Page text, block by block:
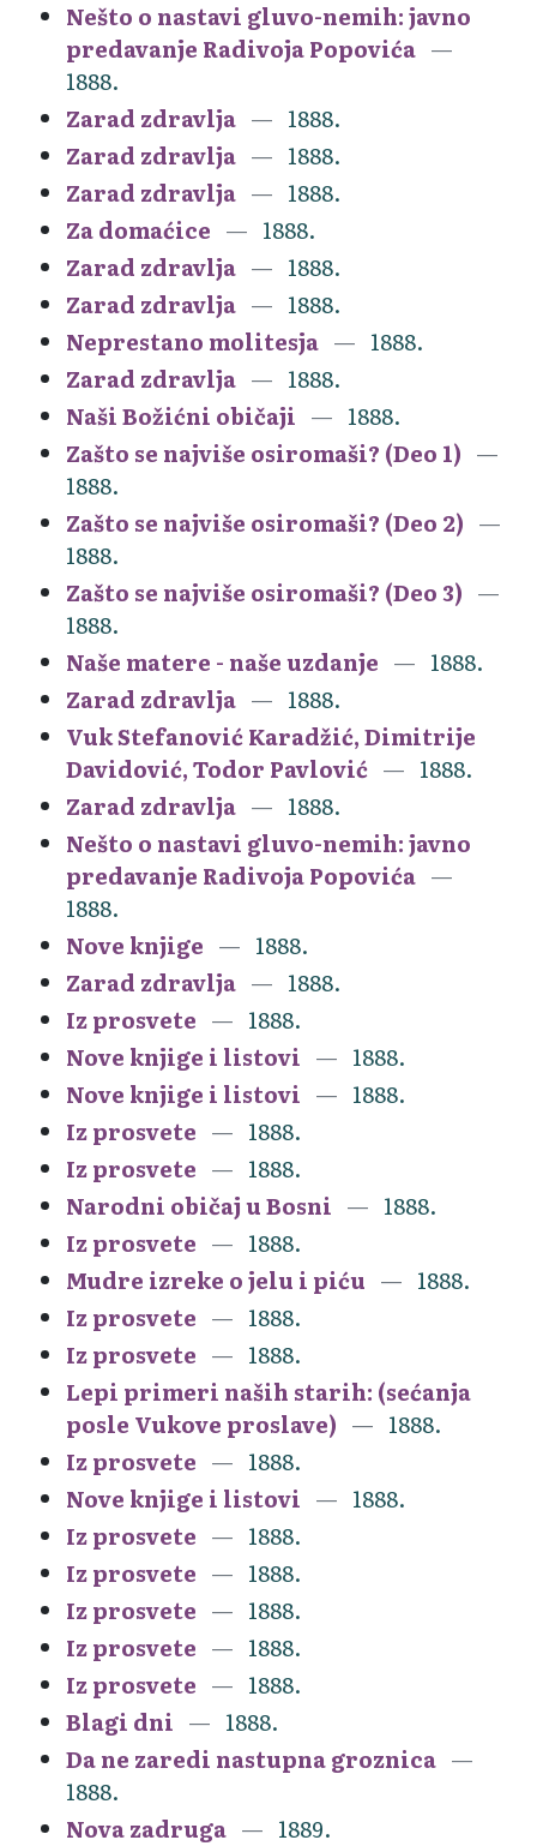
Nešto o nastavi gluvo-nemih: javno
predavanje Radivoja Popovića
1888.
Zarad zdravlja
1888.
Zarad zdravlja
1888.
Zarad zdravlja
1888.
Za domaćice
1888.
Zarad zdravlja
1888.
Zarad zdravlja
1888.
Neprestano molitesja
1888.
Zarad zdravlja
1888.
Naši Božićni običaji
1888.
Zašto se najviše osiromaši? (Deo 1)
1888.
Zašto se najviše osiromaši? (Deo 2)
1888.
Zašto se najviše osiromaši? (Deo 3)
1888.
Naše matere - naše uzdanje
1888.
Zarad zdravlja
1888.
Vuk Stefanović Karadžić, Dimitrije
Davidović, Todor Pavlović
1888.
Zarad zdravlja
1888.
Nešto o nastavi gluvo-nemih: javno
predavanje Radivoja Popovića
1888.
Nove knjige
1888.
Zarad zdravlja
1888.
Iz prosvete
1888.
Nove knjige i listovi
1888.
Nove knjige i listovi
1888.
Iz prosvete
1888.
Iz prosvete
1888.
Narodni običaj u Bosni
1888.
Iz prosvete
1888.
Mudre izreke o jelu i piću
1888.
Iz prosvete
1888.
Iz prosvete
1888.
Lepi primeri naših starih: (sećanja
posle Vukove proslave)
1888.
Iz prosvete
1888.
Nove knjige i listovi
1888.
Iz prosvete
1888.
Iz prosvete
1888.
Iz prosvete
1888.
Iz prosvete
1888.
Iz prosvete
1888.
Blagi dni
1888.
Da ne zaredi nastupna groznica
1888.
Nova zadruga
1889.